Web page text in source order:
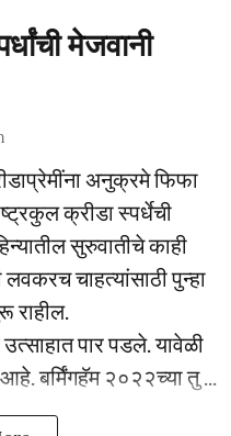
मेजवानी
अनुक्रमे फिफा
क्रीडा स्पर्धेची
सुरुवातीचे काही
चाहत्यांसाठी पुन्हा
राहील.
पार पडले. यावेळी
बर्मिंगहॅम २०२२च्या तु ...